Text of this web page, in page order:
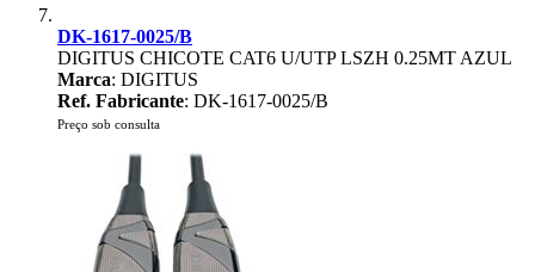
DK-1617-0025/B
DIGITUS CHICOTE CAT6 U/UTP LSZH 0.25MT AZUL
Marca: DIGITUS
Ref. Fabricante: DK-1617-0025/B
Preço sob consulta